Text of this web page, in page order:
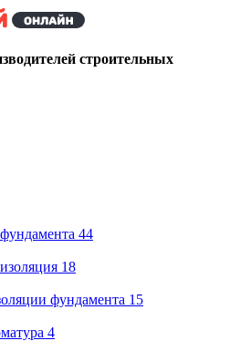
строительных
44
18
фундамента 15
4